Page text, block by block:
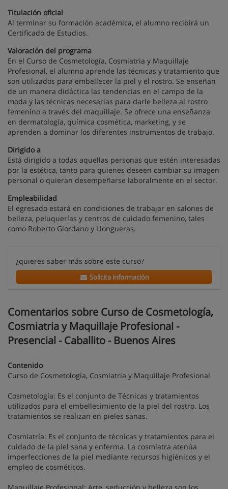
Titulación oficial
Al terminar su formación académica, el alumno recibirá un
Certificado de Estudios.
Valoración del programa
En el Curso de Cosmetología, Cosmiatria y Maquillaje
Profesional, el alumno aprende las técnicas y tratamiento que
son utilizados para embellecer la piel y el rostro. Se enseñan
de un manera didáctica las tendencias en el campo de la
moda y las técnicas necesarias para darle belleza al rostro
femenino a través del maquillaje. Se ofrece una enseñanza
en dermatología, química cosmética, marketing, y se
aprenden a dominar los diferentes instrumentos de trabajo.
Dirigido a
Está dirigido a todas aquellas personas que estén interesadas
por la estética, tanto para quienes deseen cambiar su imagen
personal o quieran desempeñarse laboralmente en el sector.
Empleabilidad
El egresado estará en condiciones de trabajar en salones de
belleza, peluquerías y centros de cuidado femenino, tales
como Roberto Giordano y Llongueras.
¿quieres saber más sobre este curso?
Solicita información
Comentarios sobre Curso de Cosmetología,
Cosmiatria y Maquillaje Profesional -
Presencial - Caballito - Buenos Aires
Contenido
Curso de Cosmetología, Cosmiatria y Maquillaje Profesional
Cosmetología: Es el conjunto de Técnicas y tratamientos
utilizados para el embellecimiento de la piel del rostro. Los
tratamientos se realizan en pieles sanas.
Cosmiatría: Es el conjunto de técnicas y tratamientos para el
cuidado de la piel sana y enferma. La cosmiatra atenúa
imperfecciones de la piel mediante recursos higiénicos y el
empleo de cosméticos.